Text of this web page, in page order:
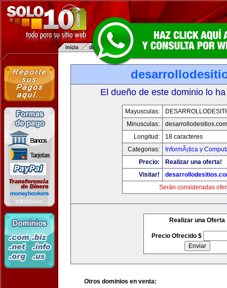
El dueño de este dominio lo
Mayusculas:
Minusculas:
desarrollodesitios.com
Longitud:
18 caracteres
Categorias:
InformÃ¡tica y
Precio:
Realizar una oferta!
Visitar!
Serán consideradas
Realizar una Oferta
Precio Ofrecido $
Otros dominios en venta: